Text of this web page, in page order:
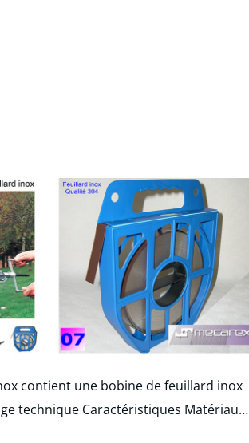
contient une bobine de feuillard inox
technique Caractéristiques Matériau…